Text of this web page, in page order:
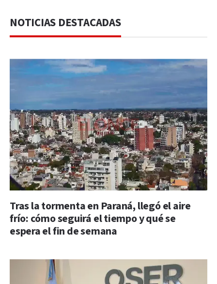
NOTICIAS DESTACADAS
Tras la tormenta en Paraná, llegó el aire
frío: cómo seguirá el tiempo y qué se
espera el fin de semana